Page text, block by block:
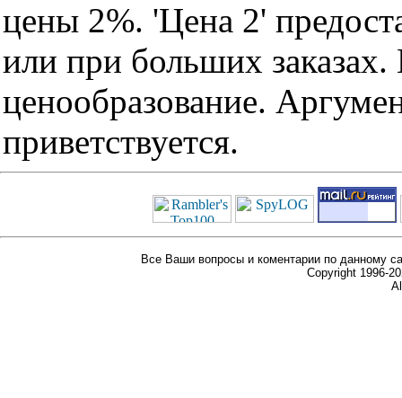
цены 2%. 'Цена 2'
или при больших
ценообразование.
приветствуется.
Все Ваши вопросы и коментарии по данному
Copyright 1996-